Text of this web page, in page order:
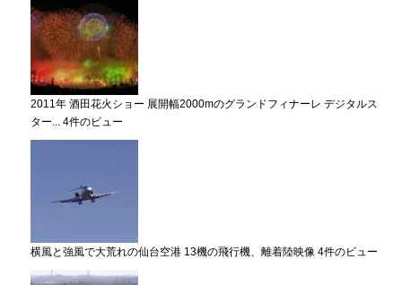
2011年 酒田花火ショー 展開幅2000mのグランドフィナーレ デジタルス
ター... 4件のビュー
横風と強風で大荒れの仙台空港 13機の飛行機、離着陸映像 4件のビュー